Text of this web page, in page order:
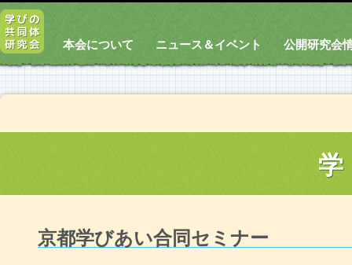
本会について ニュース＆イベント 公開研究会
京都学びあい合同セミナー